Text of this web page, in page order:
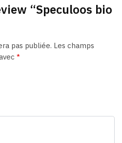
“Speculoos bio
pas publiée. Les champs
*